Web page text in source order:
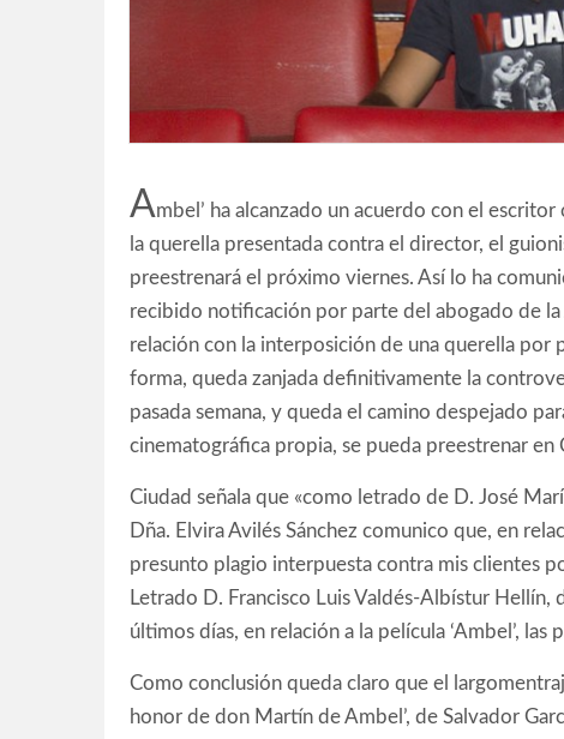
Ambel’ ha alcanzado un acuerdo con el
la querella presentada contra el director, el
preestrenará el próximo viernes. Así lo ha
recibido notificación por parte del abogado de
relación con la interposición de una querella por
forma, queda zanjada definitivamente la
pasada semana, y queda el camino despejado
cinematográfica propia, se pueda preestrenar en
Ciudad señala que «como letrado de D. José
Dña. Elvira Avilés Sánchez comunico que, en
presunto plagio interpuesta contra mis clientes
Letrado D. Francisco Luis Valdés-Albístur
últimos días, en relación a la película ‘Ambel’,
Como conclusión queda claro que el
honor de don Martín de Ambel’, de Salvador